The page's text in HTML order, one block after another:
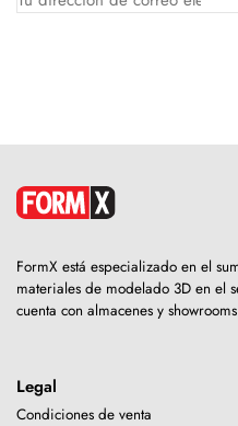
FormX está especializado en el
materiales de modelado 3D en el
cuenta con almacenes y
Legal
Condiciones de venta